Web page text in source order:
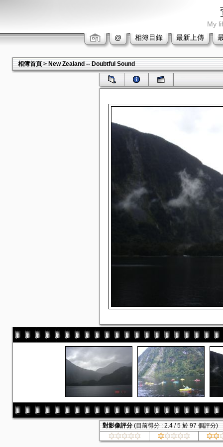
My
@
相簿目錄 最新上傳
相簿首頁>New Zealand -- Doubtful Sound
對影像評分(目前得分 : 2.4 / 5 於 97 個評分)